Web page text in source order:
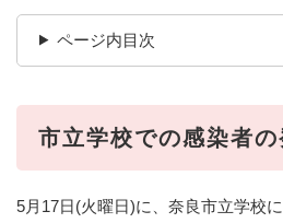
ページ内目次
市立学校での感染者
5月17日(火曜日)に、奈良市立学校